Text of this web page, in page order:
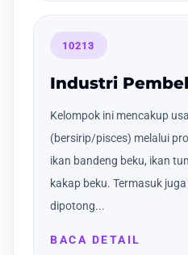
10213
Industri
Kelompok ini mencakup
(bersirip/pisces) melalui
ikan bandeng beku, ikan
kakap beku. Termasuk
dipotong...
BACA DETAIL